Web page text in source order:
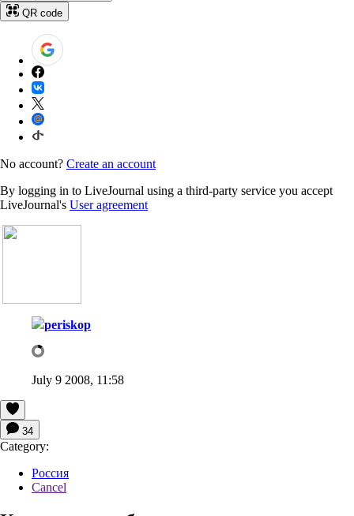
QR code
No account? Create an account
By logging in to LiveJournal using a third-party service you accept
LiveJournal's User agreement
periskop
July 9 2008, 11:58
34
Category:
Россия
Cancel